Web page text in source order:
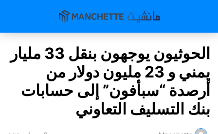
الحوثيون يوجهون بنقل 33 مليار
يمني و 23 مليون دولار من
أرصدة “سبأفون” إلى حسابات
بنك التسليف التعاوني